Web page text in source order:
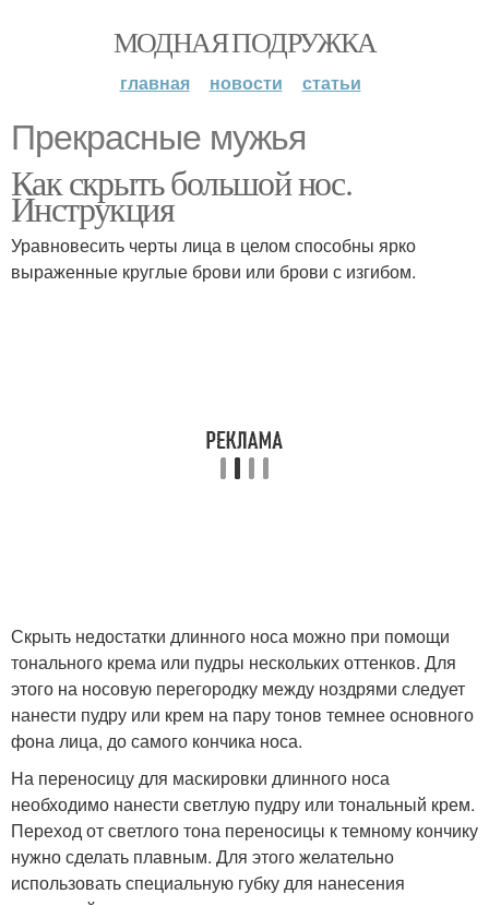
МОДНАЯ ПОДРУЖКА
главная новости статьи
Прекрасные мужья
Как скрыть большой нос.
Инструкция
Уравновесить черты лица в целом способны ярко
выраженные круглые брови или брови с изгибом.
Скрыть недостатки длинного носа можно при помощи
тонального крема или пудры нескольких оттенков. Для
этого на носовую перегородку между ноздрями следует
нанести пудру или крем на пару тонов темнее основного
фона лица, до самого кончика носа.
На переносицу для маскировки длинного носа
необходимо нанести светлую пудру или тональный крем.
Переход от светлого тона переносицы к темному кончику
нужно сделать плавным. Для этого желательно
использовать специальную губку для нанесения